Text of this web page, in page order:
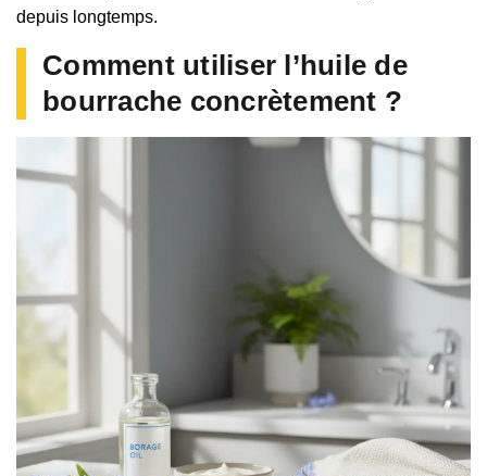
depuis longtemps.
Comment utiliser l’huile de
bourrache concrètement ?